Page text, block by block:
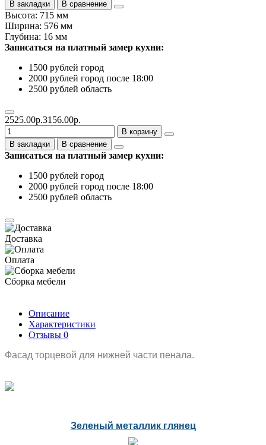
В закладки В сравнение
Высота: 715 мм
Ширина: 576 мм
Глубина: 16 мм
Записаться на платный замер кухни:
1500 рублей город
2000 рублей город после 18:00
2500 рублей область
2525.00р.3156.00р.
В корзину
В закладки
В сравнение
Записаться на платный замер кухни:
1500 рублей город
2000 рублей город после 18:00
2500 рублей область
Доставка
Оплата
Сборка мебели
Описание
Характеристики
Отзывы 0
Фасад торцевой для нижней части пенала.
Зеленый металлик глянец